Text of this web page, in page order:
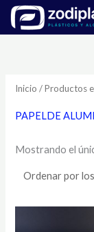
Inicio / Productos
PAPELDE
Mostrando el